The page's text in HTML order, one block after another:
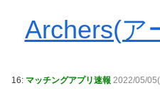
Archers(ア
16: マッチングアプリ速報 2022/05/